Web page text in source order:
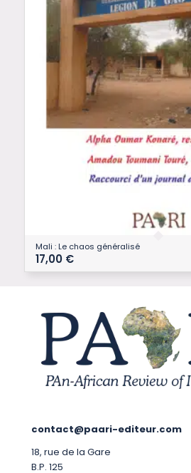
Mali : Le chaos généralisé
17,00 €
contact@paari-editeur.com
18, rue de la Gare
B.P. 125